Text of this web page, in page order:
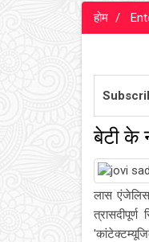
होम
बेटी के
लास